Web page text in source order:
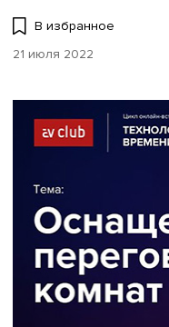
В избранное
21 июля 2022